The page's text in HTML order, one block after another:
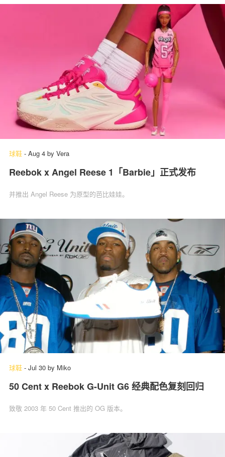
球鞋 - Aug 4 by Vera
Reebok x Angel Reese 1「Barbie」‌正式发布
并推出 Angel Reese 为原型的芭比娃娃。
球鞋 - Jul 30 by Miko
50 Cent x Reebok G-Unit G6 经典配色复刻回归
致敬 2003 年 50 Cent 推出的 OG 版本。